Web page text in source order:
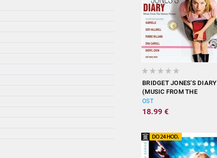
BRIDGET JONES'S DIARY
(MUSIC FROM THE
MOTION PICTURE)
OST
18.99 €